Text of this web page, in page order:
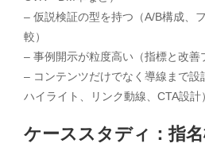
– 仮説検証の型を持つ（A/B構成、
較）
– 事例開示が粒度高い（指標と改善
– コンテンツだけでなく導線まで設
ハイライト、リンク動線、CTA設計）
ケーススタディ：指